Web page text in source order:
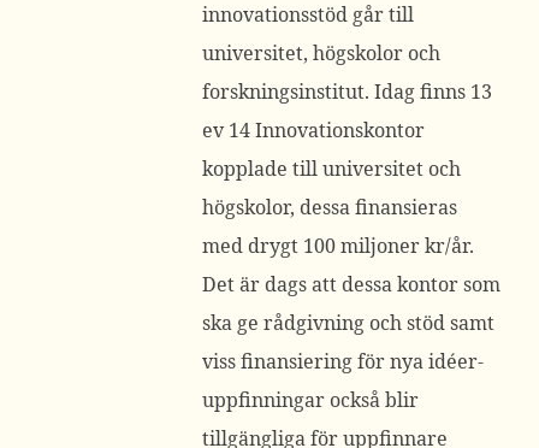
innovationsstöd går till
universitet, högskolor och
forskningsinstitut. Idag finns 13
ev 14 Innovationskontor
kopplade till universitet och
högskolor, dessa finansieras
med drygt 100 miljoner kr/år.
Det är dags att dessa kontor som
ska ge rådgivning och stöd samt
viss finansiering för nya idéer-
uppfinningar också blir
tillgängliga för uppfinnare